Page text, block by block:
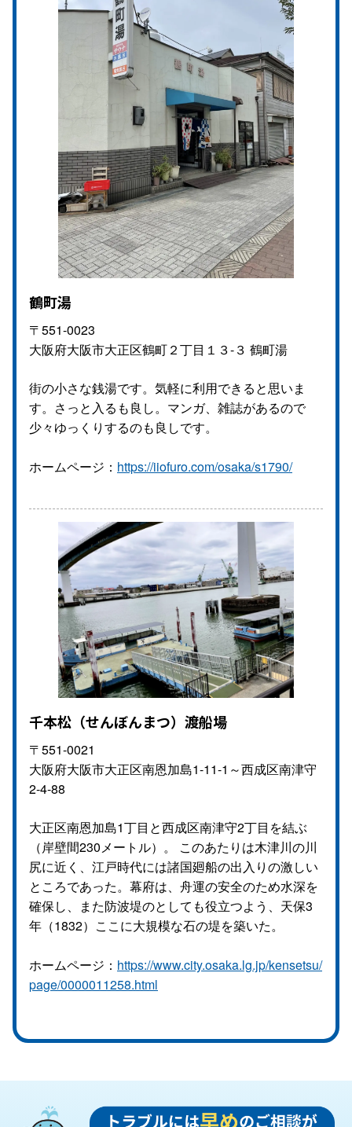
鶴町湯
〒551-0023
大阪府大阪市大正区鶴町２丁目１３-３ 鶴町湯
街の小さな銭湯です。気軽に利用できると思いま
す。さっと入るも良し。マンガ、雑誌があるので
少々ゆっくりするのも良しです。
ホームページ： https://iiofuro.com/osaka/s1790/
千本松（せんぼんまつ）渡船場
〒551-0021
大阪府大阪市大正区南恩加島1-11-1～西成区南津守
2-4-88
大正区南恩加島1丁目と西成区南津守2丁目を結ぶ
（岸壁間230メートル）。 このあたりは木津川の川
尻に近く、江戸時代には諸国廻船の出入りの激しい
ところであった。幕府は、舟運の安全のため水深を
確保し、また防波堤のとしても役立つよう、天保3
年（1832）ここに大規模な石の堤を築いた。
ホームページ： https://www.city.osaka.lg.jp/kensetsu/
page/0000011258.html